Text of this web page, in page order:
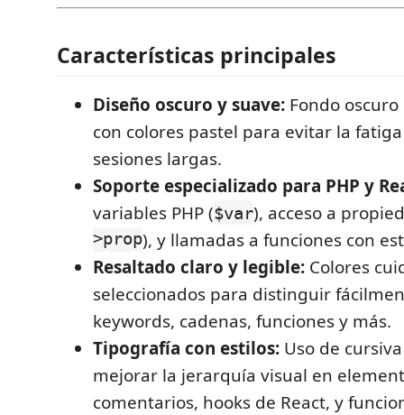
Características principales
Diseño oscuro y suave: Fondo
con colores pastel para evitar la
sesiones largas.
Soporte especializado para PHP y
variables PHP ($var), acceso a
>prop), y llamadas a funciones con
Resaltado claro y legible: Colores
seleccionados para distinguir
keywords, cadenas, funciones y más.
Tipografía con estilos: Uso de
mejorar la jerarquía visual en
comentarios, hooks de React, y